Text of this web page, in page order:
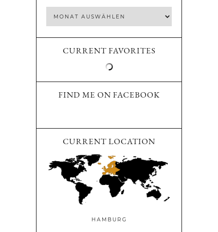
CURRENT FAVORITES
FIND ME ON FACEBOOK
CURRENT LOCATION
HAMBURG